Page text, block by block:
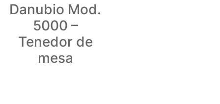
Danubio Mod.
5000 –
Tenedor de
mesa